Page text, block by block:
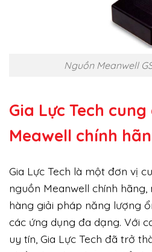
Nguồn Meanwell
Gia Lực Tech
Meawell chính
Gia Lực Tech là một đơn vị
nguồn Meanwell chính
hàng giải pháp năng lượng
các ứng dụng đa dạng. Với
uy tín, Gia Lực Tech đã trở